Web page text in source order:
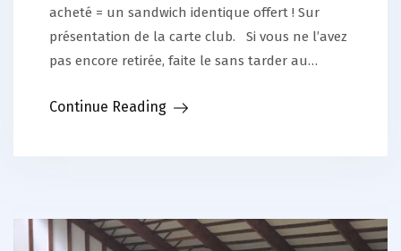
acheté = un sandwich identique offert ! Sur
présentation de la carte club. Si vous ne l’avez
pas encore retirée, faite le sans tarder au…
Continue Reading